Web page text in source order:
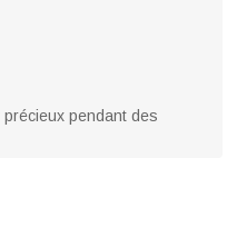
pendant des